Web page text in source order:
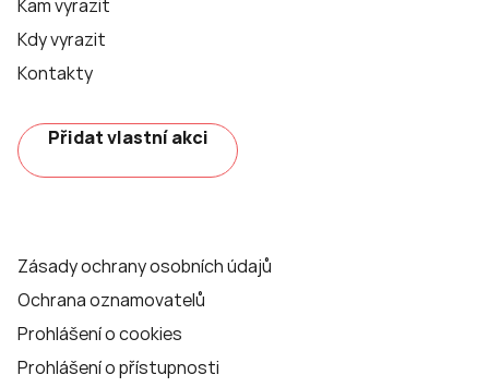
Kam vyrazit
Kdy vyrazit
Kontakty
Přidat vlastní akci
Zásady ochrany osobních údajů
Ochrana oznamovatelů
Prohlášení o cookies
Prohlášení o přístupnosti